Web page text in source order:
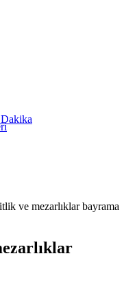
ve mezarlıklar bayrama